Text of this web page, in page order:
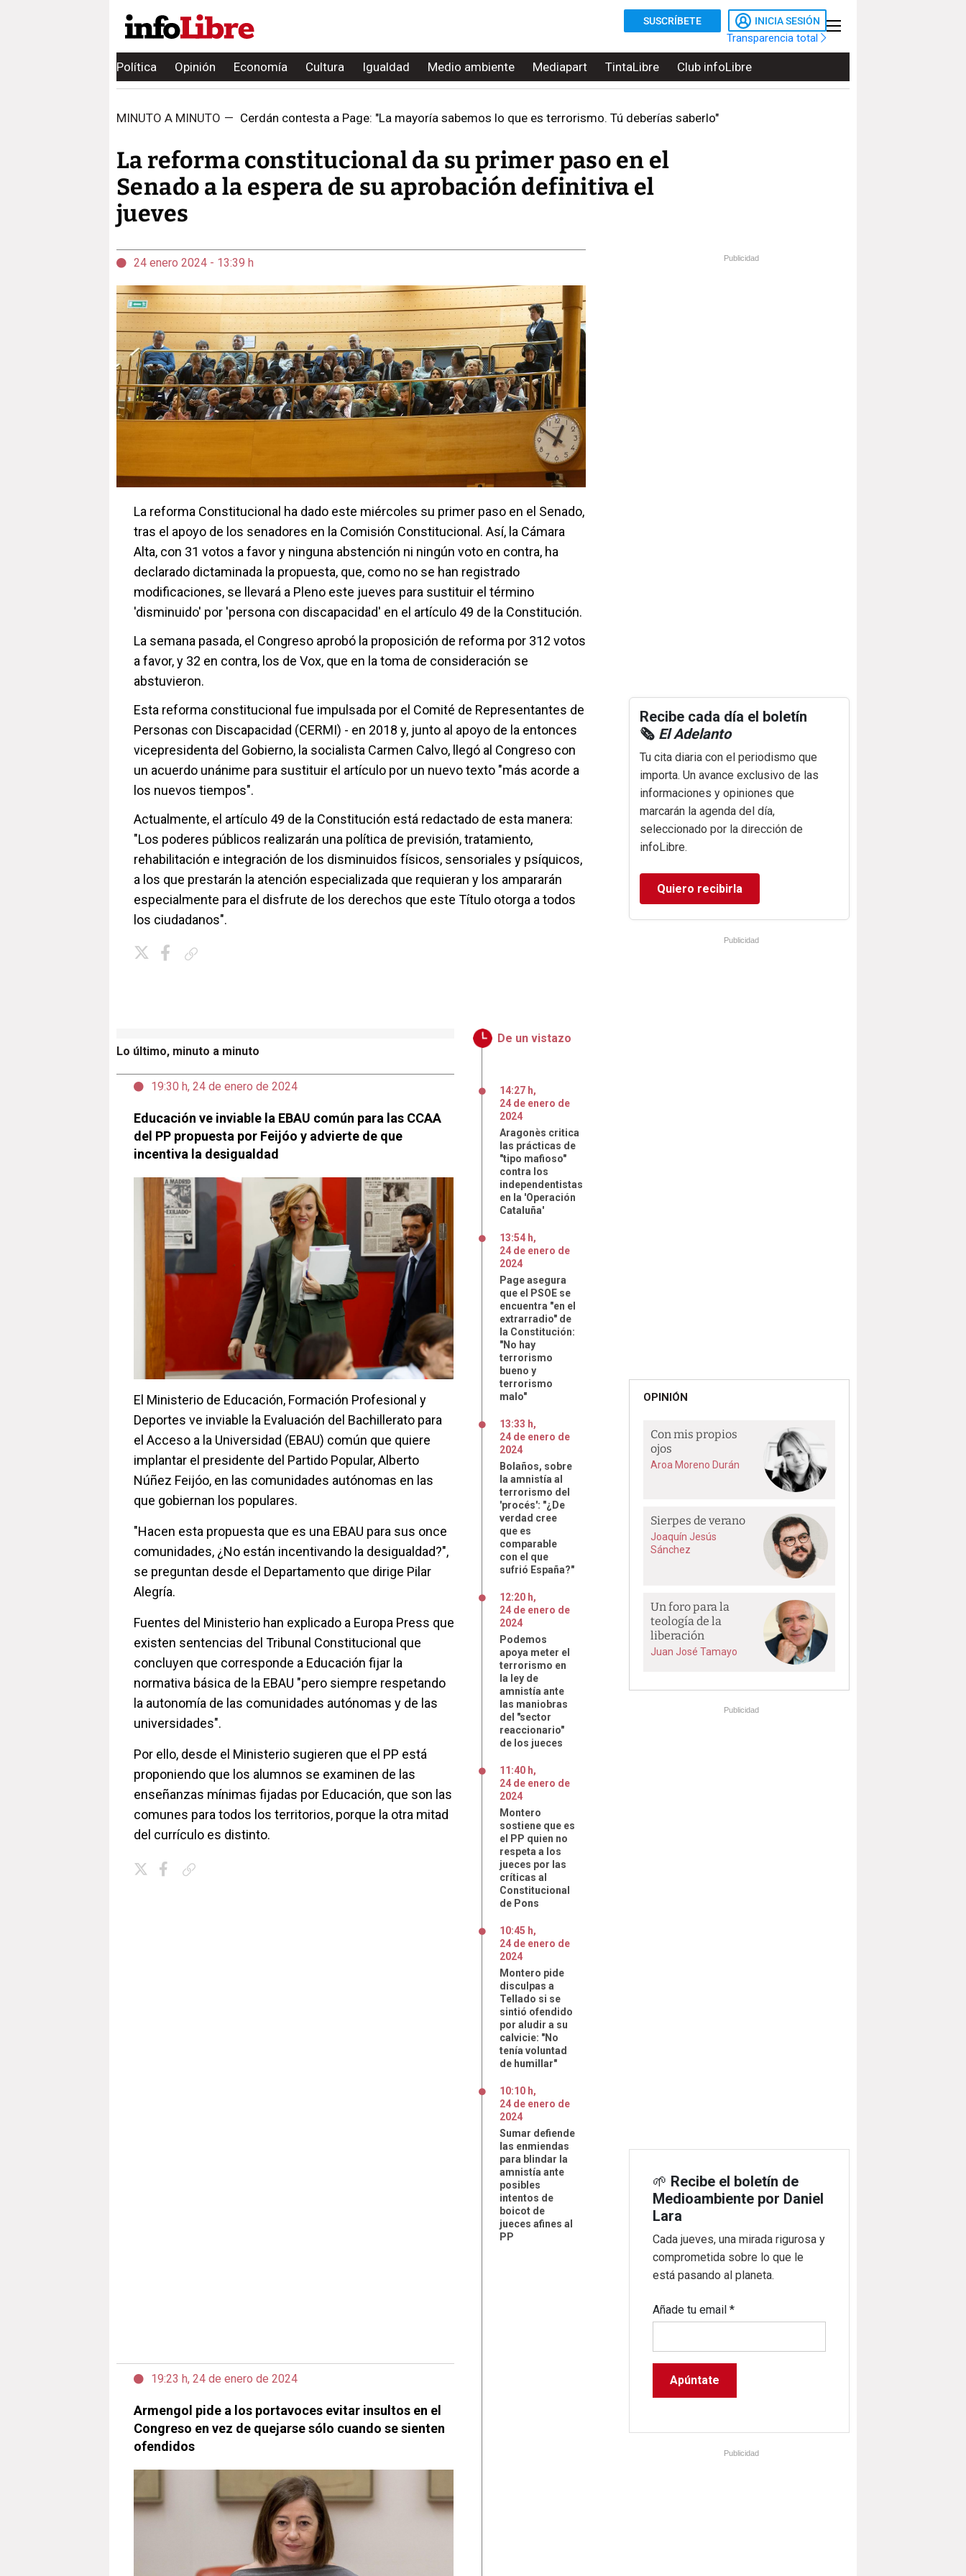
SUSCRÍBETE INICIA SESIÓN
Transparencia total
Política Opinión Economía Cultura Igualdad Medio ambiente Mediapart TintaLibre Club infoLibre
MINUTO A MINUTO — Cerdán contesta a Page: "La mayoría sabemos lo que es terrorismo. Tú deberías saberlo"
La reforma constitucional da su primer paso en el
Senado a la espera de su aprobación definitiva el
jueves
24 enero 2024 - 13:39 h
La reforma Constitucional ha dado este miércoles su primer paso en el Senado,
tras el apoyo de los senadores en la Comisión Constitucional. Así, la Cámara
Alta, con 31 votos a favor y ninguna abstención ni ningún voto en contra, ha
declarado dictaminada la propuesta, que, como no se han registrado
modificaciones, se llevará a Pleno este jueves para sustituir el término
'disminuido' por 'persona con discapacidad' en el artículo 49 de la Constitución.
La semana pasada, el Congreso aprobó la proposición de reforma por 312 votos
a favor, y 32 en contra, los de Vox, que en la toma de consideración se
abstuvieron.
Esta reforma constitucional fue impulsada por el Comité de Representantes de
Personas con Discapacidad (CERMI) - en 2018 y, junto al apoyo de la entonces
vicepresidenta del Gobierno, la socialista Carmen Calvo, llegó al Congreso con
un acuerdo unánime para sustituir el artículo por un nuevo texto "más acorde a
los nuevos tiempos".
Actualmente, el artículo 49 de la Constitución está redactado de esta manera:
"Los poderes públicos realizarán una política de previsión, tratamiento,
rehabilitación e integración de los disminuidos físicos, sensoriales y psíquicos,
a los que prestarán la atención especializada que requieran y los ampararán
especialmente para el disfrute de los derechos que este Título otorga a todos
los ciudadanos".
Lo último, minuto a minuto
19:30 h, 24 de enero de 2024
Educación ve inviable la EBAU común para las CCAA
del PP propuesta por Feijóo y advierte de que
incentiva la desigualdad
El Ministerio de Educación, Formación Profesional y
Deportes ve inviable la Evaluación del Bachillerato para
el Acceso a la Universidad (EBAU) común que quiere
implantar el presidente del Partido Popular, Alberto
Núñez Feijóo, en las comunidades autónomas en las
que gobiernan los populares.
"Hacen esta propuesta que es una EBAU para sus once
comunidades, ¿No están incentivando la desigualdad?",
se preguntan desde el Departamento que dirige Pilar
Alegría.
Fuentes del Ministerio han explicado a Europa Press que
existen sentencias del Tribunal Constitucional que
concluyen que corresponde a Educación fijar la
normativa básica de la EBAU "pero siempre respetando
la autonomía de las comunidades autónomas y de las
universidades".
Por ello, desde el Ministerio sugieren que el PP está
proponiendo que los alumnos se examinen de las
enseñanzas mínimas fijadas por Educación, que son las
comunes para todos los territorios, porque la otra mitad
del currículo es distinto.
19:23 h, 24 de enero de 2024
Armengol pide a los portavoces evitar insultos en el
Congreso en vez de quejarse sólo cuando se sienten
ofendidos
De un vistazo
14:27 h,
24 de enero de
2024
Aragonès critica
las prácticas de
"tipo mafioso"
contra los
independentistas
en la 'Operación
Cataluña'
13:54 h,
24 de enero de
2024
Page asegura
que el PSOE se
encuentra "en el
extrarradio" de
la Constitución:
"No hay
terrorismo
bueno y
terrorismo
malo"
13:33 h,
24 de enero de
2024
Bolaños, sobre
la amnistía al
terrorismo del
'procés': "¿De
verdad cree
que es
comparable
con el que
sufrió España?"
12:20 h,
24 de enero de
2024
Podemos
apoya meter el
terrorismo en
la ley de
amnistía ante
las maniobras
del "sector
reaccionario"
de los jueces
11:40 h,
24 de enero de
2024
Montero
sostiene que es
el PP quien no
respeta a los
jueces por las
críticas al
Constitucional
de Pons
10:45 h,
24 de enero de
2024
Montero pide
disculpas a
Tellado si se
sintió ofendido
por aludir a su
calvicie: "No
tenía voluntad
de humillar"
10:10 h,
24 de enero de
2024
Sumar defiende
las enmiendas
para blindar la
amnistía ante
posibles
intentos de
boicot de
jueces afines al
PP
Publicidad
Recibe cada día el boletín
🗞️ El Adelanto
Tu cita diaria con el periodismo que
importa. Un avance exclusivo de las
informaciones y opiniones que
marcarán la agenda del día,
seleccionado por la dirección de
infoLibre.
Quiero recibirla
Publicidad
OPINIÓN
Con mis propios
ojos
Aroa Moreno Durán
Sierpes de verano
Joaquín Jesús
Sánchez
Un foro para la
teología de la
liberación
Juan José Tamayo
Publicidad
🌱 Recibe el boletín de
Medioambiente por Daniel
Lara
Cada jueves, una mirada rigurosa y
comprometida sobre lo que le
está pasando al planeta.
Añade tu email*
Publicidad